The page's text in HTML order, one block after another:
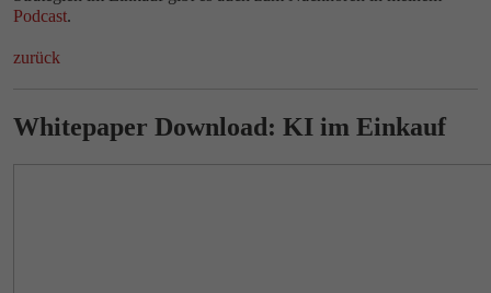
Podcast.
zurück
Whitepaper Download: KI im Einkauf